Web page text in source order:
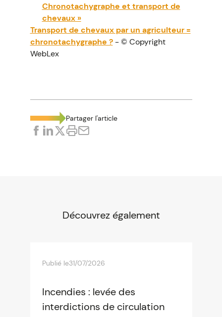
Chronotachygraphe et transport de
chevaux »
Transport de chevaux par un agriculteur =
chronotachygraphe ?- © Copyright
WebLex
Partager l'article
Découvrez également
Publié le31/07/2026
Incendies : levée des
interdictions de circulation